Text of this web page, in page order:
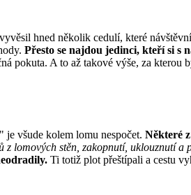
hned několik cedulí, které
Přesto se najdou jedinci, kteří si s
pokuta. A to až takové výše, za kterou
je všude kolem lomu nespočet. Některé
lomových stěn, zakopnutí, uklouznutí a
Ti totiž plot přeštípali a cestu